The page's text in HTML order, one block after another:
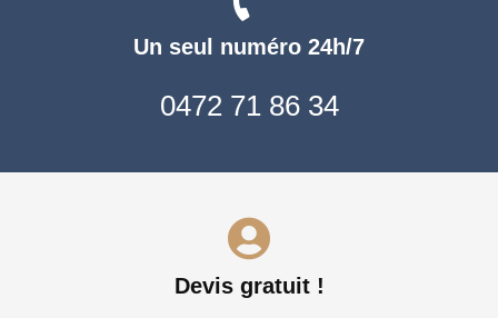
Un seul numéro 24h/7
0472 71 86 34
Devis gratuit !